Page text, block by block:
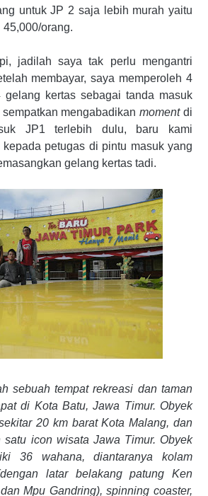
untuk JP 2 saja lebih murah yaitu
orang.
jadilah saya tak perlu mengantri
membayar, saya memperoleh 4
kertas sebagai tanda masuk
mengabadikanmomentdi
JP1 terlebih dulu, baru kami
kepada petugas di pintu masuk yang
gelang kertas tadi.
sebuah tempat rekreasi dan taman
di Kota Batu, Jawa Timur. Obyek
20 km barat Kota Malang, dan
satu icon wisata Jawa Timur. Obyek
36 wahana, diantaranya kolam
latar belakang patung Ken
Mpu Gandring),spinning coaster,